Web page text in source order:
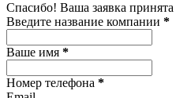
Спасибо! Ваша заявка принята
Введите название компании *
Ваше имя *
Номер телефона *